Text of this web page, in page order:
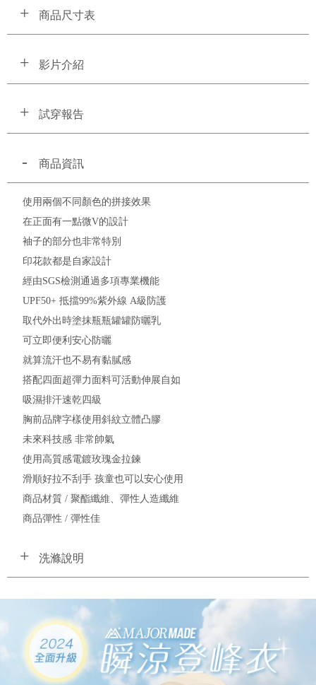
商品尺寸表
影片介紹
試穿報告
商品資訊
使用兩個不同顏色的拼接效果
在正面有一點微V的設計
袖子的部分也非常特別
印花款都是自家設計
經由SGS檢測通過多項專業機能
UPF50+ 抵擋99%紫外線 A級防護
取代外出時塗抹瓶瓶罐罐防曬乳
可立即便利安心防曬
就算流汗也不易有黏膩感
搭配四面超彈力面料可活動伸展自如
吸濕排汗速乾四級
胸前品牌字樣使用斜紋立體凸膠
未來科技感 非常帥氣
使用高質感電鍍玫瑰金拉鍊
滑順好拉不刮手 孩童也可以安心使用
商品材質 / 聚酯纖維、彈性人造纖維
商品彈性 / 彈性佳
洗滌說明